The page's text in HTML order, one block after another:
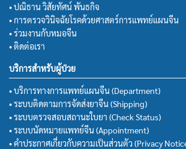
• ปณิธาน วิสัยทัศน์ พันธกิจ
• การตรวจวินิจฉัยโรคด้วยศาสตร์การแพทย์แผนจีน
• ร่วมงานกับหมอจีน
• ติดต่อเรา
บริการสำหรับผู้ป่วย
• บริการทางการแพทย์แผนจีน (Department)
• ระบบติดตามการจัดส่งยาจีน (Shipping)
• ระบบตรวจสอบสถานะใบยา (Check Status)
• ระบบนัดหมายแพทย์จีน (Appointment)
• คำประกาศเกี่ยวกับความเป็นส่วนตัว (Privacy